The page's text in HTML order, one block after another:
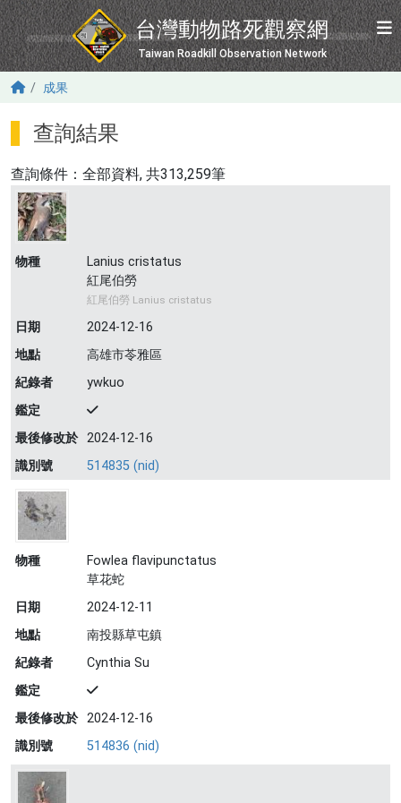
移至主內容
台灣動物路死觀察網
Taiwan Roadkill Observation Network
成果
查詢結果
查詢條件： 全部資料, 共313,259筆
物種
Lanius cristatus
紅尾伯勞
紅尾伯勞 Lanius cristatus
日期
2024-12-16
地點
高雄市苓雅區
紀錄者
ywkuo
鑑定
最後修改於 2024-12-16
識別號
514835 (nid)
物種
Fowlea flavipunctatus
草花蛇
日期
2024-12-11
地點
南投縣草屯鎮
紀錄者
Cynthia Su
鑑定
最後修改於 2024-12-16
識別號
514836 (nid)